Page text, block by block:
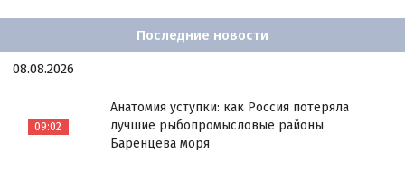
Последние новости
08.08.2026
09:02
Анатомия уступки: как Россия потеряла
лучшие рыбопромысловые районы
Баренцева моря